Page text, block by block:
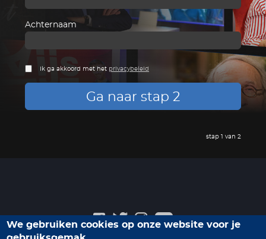
Achternaam
Ik ga akkoord met het privacybeleid
Ga naar stap 2
stap 1 van 2
We gebruiken cookies op onze website voor je